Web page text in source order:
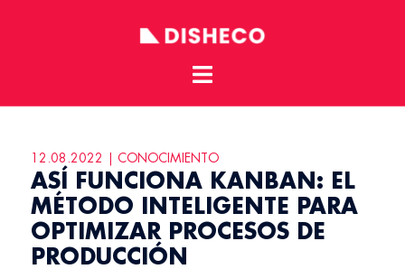
content
Toggle
menu
12.08.2022 | CONOCIMIENTO
ASÍ FUNCIONA KANBAN: EL
MÉTODO INTELIGENTE PARA
OPTIMIZAR PROCESOS DE
PRODUCCIÓN